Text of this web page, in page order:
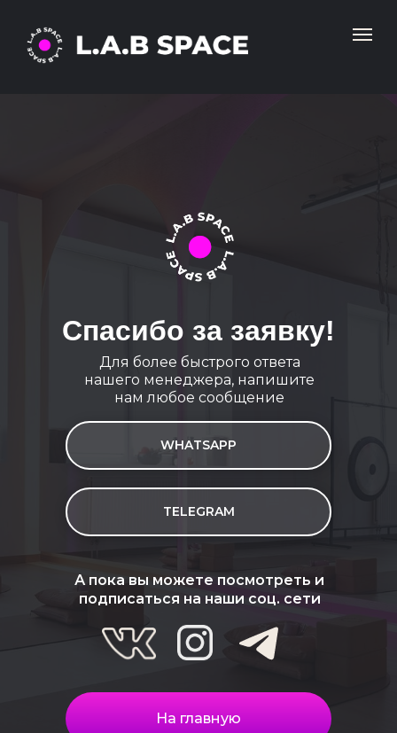
Спасибо за заявку!
Для более быстрого ответа
нашего менеджера, напишите
нам любое сообщение
А пока вы можете посмотреть и
подписаться на наши соц. сети
WHATSAPP
TELEGRAM
На главную